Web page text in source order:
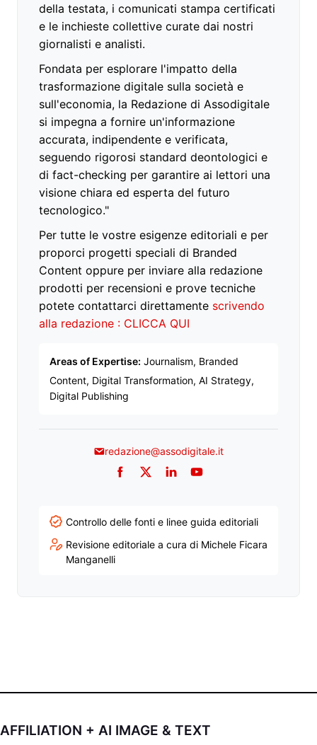
della testata, i comunicati stampa certificati
e le inchieste collettive curate dai nostri
giornalisti e analisti.
Fondata per esplorare l'impatto della
trasformazione digitale sulla società e
sull'economia, la Redazione di Assodigitale
si impegna a fornire un'informazione
accurata, indipendente e verificata,
seguendo rigorosi standard deontologici e
di fact-checking per garantire ai lettori una
visione chiara ed esperta del futuro
tecnologico."
Per tutte le vostre esigenze editoriali e per
proporci progetti speciali di Branded
Content oppure per inviare alla redazione
prodotti per recensioni e prove tecniche
potete contattarci direttamente scrivendo
alla redazione : CLICCA QUI
Areas of Expertise: Journalism, Branded
Content, Digital Transformation, AI Strategy,
Digital Publishing
redazione@assodigitale.it
Facebook
TwitterLinkedInYouTube
Controllo delle fonti e linee guida editoriali
Revisione editoriale a cura di Michele Ficara
Manganelli
AFFILIATION + AI IMAGE & TEXT